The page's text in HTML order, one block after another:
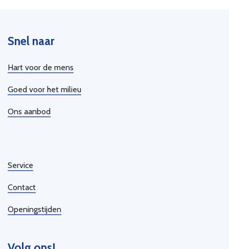
Snel naar
Hart voor de mens
Goed voor het milieu
Ons aanbod
Service
Contact
Openingstijden